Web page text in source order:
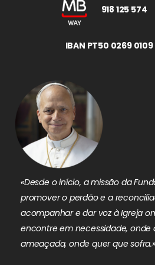
918 125 574
IBAN PT50 0269
«Desde o início, a missão da
promover o perdão e a
acompanhar e dar voz à Igreja
encontre em necessidade, onde
ameaçada, onde quer que sofra.»